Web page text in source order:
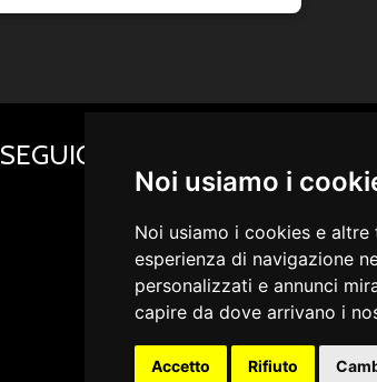
Noi usiamo i
Noi usiamo i cookies e
esperienza di navigazione
personalizzati e annunci
capire da dove arrivano i
Accetto Rifiuto
SEGUICI su